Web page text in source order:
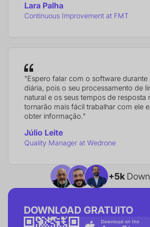
Lara Palha
Continuous Improvement at FMT
"Espero falar com o software durante
diária, pois o seu processamento de
natural e os seus tempos de resposta
tornarão mais fácil trabalhar com ele
obter informação."
Júlio Leite
Quality Manager at Wedrone
+5k
DOWNLOAD GRATUITO